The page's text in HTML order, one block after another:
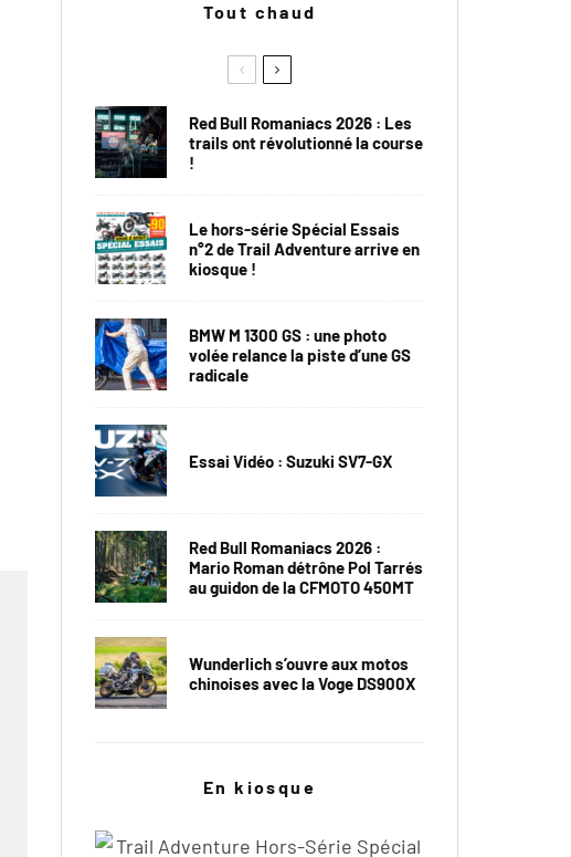
Tout chaud
Red Bull Romaniacs 2026 : Les
trails ont révolutionné la course
!
Le hors-série Spécial Essais
n°2 de Trail Adventure arrive en
kiosque !
BMW M 1300 GS : une photo
volée relance la piste d’une GS
radicale
Essai Vidéo : Suzuki SV7-GX
Red Bull Romaniacs 2026 :
Mario Roman détrône Pol Tarrés
au guidon de la CFMOTO 450MT
Wunderlich s’ouvre aux motos
chinoises avec la Voge DS900X
En kiosque